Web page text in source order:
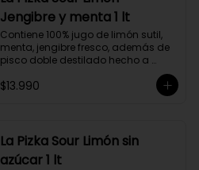
Jengibre y menta 1 lt
Contiene 100% jugo de limón sutil,
menta, jengibre fresco, además de
pisco doble destilado hecho a
Alejandría, Amarilla, Rosada y
$13.990
La Pizka Sour Limón sin
azúcar 1 lt